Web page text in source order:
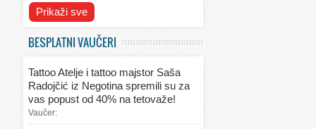
Svet ekologije
Svet kulinarstva
Svet lepote
Prikaži sve
BESPLATNI VAUČERI
Tattoo Atelje i tattoo majstor Saša
Radojčić iz Negotina spremili su za
vas popust od 40% na tetovaže!
Vaučer: